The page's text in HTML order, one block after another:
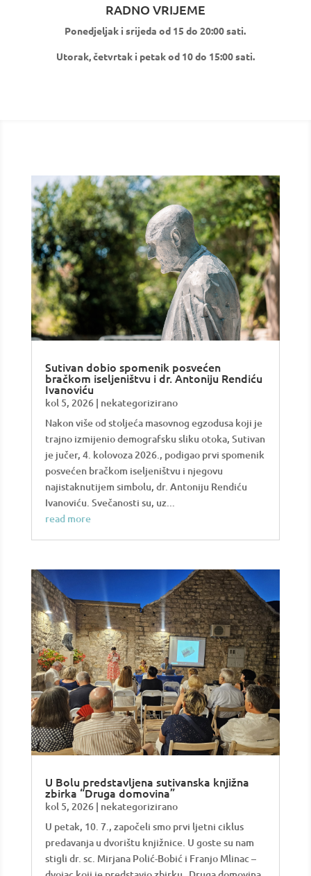
RADNO VRIJEME
Ponedjeljak i srijeda od 15 do 20:00 sati.
Utorak, četvrtak i petak od 10 do 15:00 sati.
Sutivan dobio spomenik posvećen
bračkom iseljeništvu i dr. Antoniju Rendiću
Ivanoviću
kol 5, 2026| nekategorizirano
Nakon više od stoljeća masovnog egzodusa koji je
trajno izmijenio demografsku sliku otoka, Sutivan
je jučer, 4. kolovoza 2026., podigao prvi spomenik
posvećen bračkom iseljeništvu i njegovu
najistaknutijem simbolu, dr. Antoniju Rendiću
Ivanoviću. Svečanosti su, uz...
read more
U Bolu predstavljena sutivanska knjižna
zbirka “Druga domovina”
kol 5, 2026| nekategorizirano
U petak, 10. 7., započeli smo prvi ljetni ciklus
predavanja u dvorištu knjižnice. U goste su nam
stigli dr. sc. Mirjana Polić-Bobić i Franjo Mlinac –